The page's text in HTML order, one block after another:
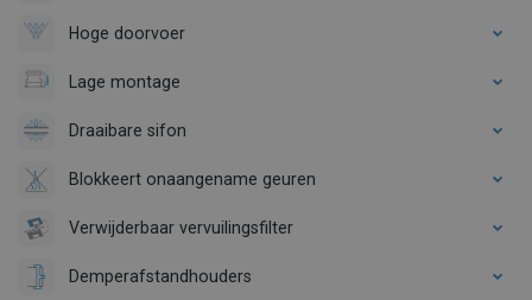
Hoge doorvoer
Lage montage
Draaibare sifon
Blokkeert onaangename geuren
Verwijderbaar vervuilingsfilter
Demperafstandhouders